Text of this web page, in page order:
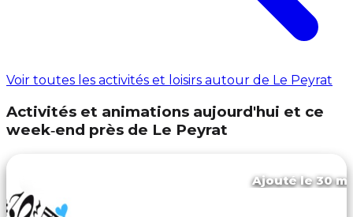
Voir toutes les activités et loisirs autour de Le Peyrat
Activités et animations aujourd'hui et ce
week‑end près de Le Peyrat
Ajouté le 30